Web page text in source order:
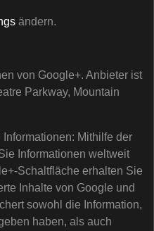
ändern.
von Google+. Anbieter ist
Parkway, Mountain
Mithilfe der
Informationen weltweit
Schaltfläche erhalten Sie
Inhalte von Google und
sowohl die Information,
haben, als auch